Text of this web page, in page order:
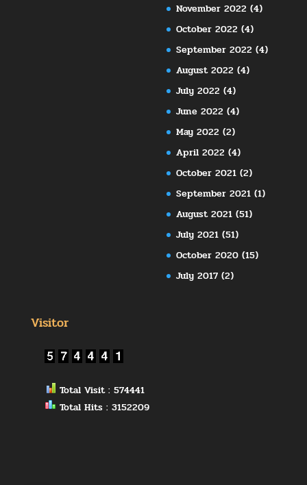
November 2022 (4)
October 2022 (4)
September 2022 (4)
August 2022 (4)
July 2022 (4)
June 2022 (4)
May 2022 (2)
April 2022 (4)
October 2021 (2)
September 2021 (1)
August 2021 (51)
July 2021 (51)
October 2020 (15)
July 2017 (2)
Visitor
Total Visit : 574441
Total Hits : 3152209